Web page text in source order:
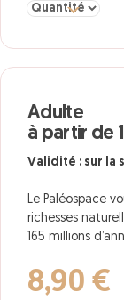
Sélectionner la
Adulte
à partir de
Validité : sur la
Le Paléospace
richesses
165 millions
8,90 €